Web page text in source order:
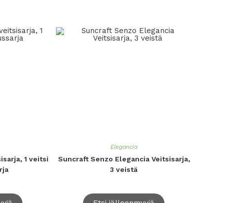
1 veitsi
Elegancia
Suncraft Senzo Elegancia Veitsisarja,
3 veistä